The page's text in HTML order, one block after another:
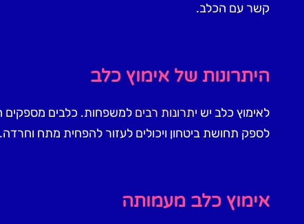
קשר עם הכלב.
היתרונות של אימוץ כלב
לאימוץ כלב יש יתרונות רבים למשפחות. כלבים מספקים
לספק תחושת ביטחון ויכולים לעזור להפחית מתח
אימוץ כלב מעמותה